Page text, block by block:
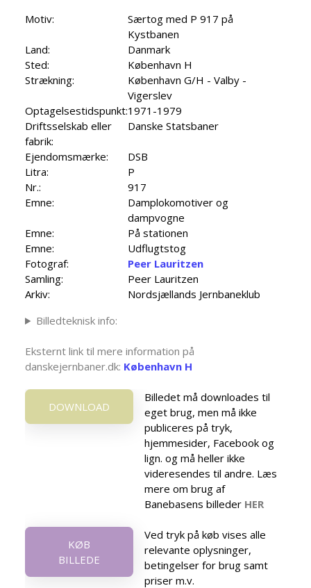
Motiv:
Særtog med P 917 på
Kystbanen
Land:
Danmark
Sted:
København H
Strækning:
København G/H - Valby -
Vigerslev
Optagelsestidspunkt:1971-1979
Driftsselskab eller
fabrik:
Danske Statsbaner
Ejendomsmærke:
DSB
Litra:
P
Nr.:
917
Emne:
Damplokomotiver og
dampvogne
Emne:
På stationen
Emne:
Udflugtstog
Fotograf:
Peer Lauritzen
Samling:
Peer Lauritzen
Arkiv:
Nordsjællands Jernbaneklub
Billedteknisk info:
Eksternt link til mere information på
danskejernbaner.dk: København H
DOWNLOAD
Billedet må downloades til
eget brug, men må ikke
publiceres på tryk,
hjemmesider, Facebook og
lign. og må heller ikke
videresendes til andre. Læs
mere om brug af
Banebasens billeder HER
KØB
BILLEDE
Ved tryk på køb vises alle
relevante oplysninger,
betingelser for brug samt
priser m.v.